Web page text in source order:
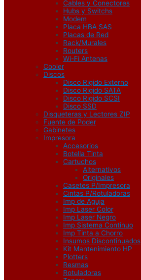
Cables y Conectores
Hubs y Switchs
Modem
Placa HBA SAS
Placas de Red
Rack/Murales
Routers
Wi-Fi Antenas
Cooler
Discos
Disco Rigido Externo
Disco Rigido SATA
Disco Rigido SCSI
Disco SSD
Disqueteras y Lectores ZIP
Fuente de Poder
Gabinetes
Impresora
Accesorios
Botella Tinta
Cartuchos
Alternativos
Originales
Casetes P/Impresora
Cintas P/Rotuladoras
Imp de Aguja
Imp Laser Color
Imp Laser Negro
Imp Sistema Continuo
Imp Tinta a Chorro
Insumos Discontinuados
Kit Mantenimiento HP
Plotters
Resmas
Rotuladoras